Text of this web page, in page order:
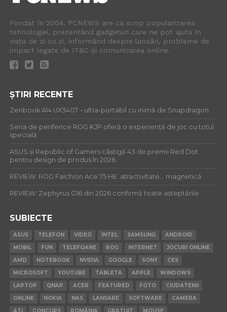
Fondat în 2004, PCNEWS are ca scop popularizarea
tehnologiei, prezentând gadgeturi care ne pot ajuta în
viața de zi cu zi, informând despre lansări, probleme de
impact legate de IT&C și comunicarea online.
ȘTIRI RECENTE
Zenbook A14 UX3407 – ultra-portabil cu inimă de Snapdragon
Seria de periferice ROG KJP oferă o experiență de joc cu totul
specială
ASUS și Republic of Gamers câștigă 43 de premii Red Dot
pentru design de produs în 2026
REVIEW: ROG Falchion Ace 75 HE: atractivitate… magnetică
REVIEW: Zephyrus G16 din 2026 confirmă toate așteptările
SUBIECTE
ASUS TELEFON VIDEO INTEL SAMSUNG
ANDROID
MOBIL
FUN TELEFOANE ROG INTERNET
JOCURI ONLINE
AMD
NOTEBOOK NVIDIA GOOGLE SONY
CES
MICROSOFT
YOUTUBE TABLETA APPLE
WINDOWS
LAPTOP
QNAP ACER FEATURED FOTO
CIUDATENII
ONLINE
NOKIA NAS LANSARE SOFTWARE
CAMERA